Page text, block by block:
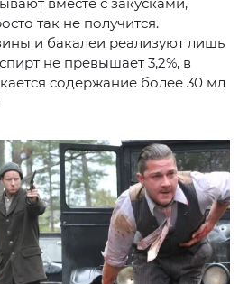
так не получится.
и бакалеи реализуют лишь
не превышает 3,2%, в
содержание более 30 мл